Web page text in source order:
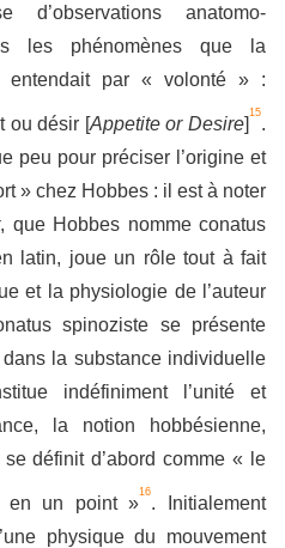
anatomo-
les phénomènes que la
entendait par « volonté » :
ou désir [Appetite or Desire] 15.
peu pour préciser l’origine et
» chez Hobbes : il est à noter
, que Hobbes nomme conatus
latin, joue un rôle tout à fait
et la physiologie de l’auteur
spinoziste se présente
la substance individuelle
indéfiniment l’unité et
la notion hobbésienne,
définit d’abord comme « le
en un point »16. Initialement
physique du mouvement